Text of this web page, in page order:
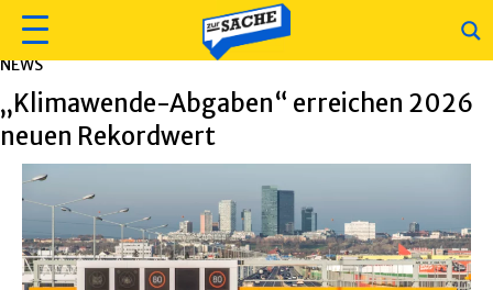
NEWS
„Klimawende-Abgaben“ erreichen 2026
neuen Rekordwert